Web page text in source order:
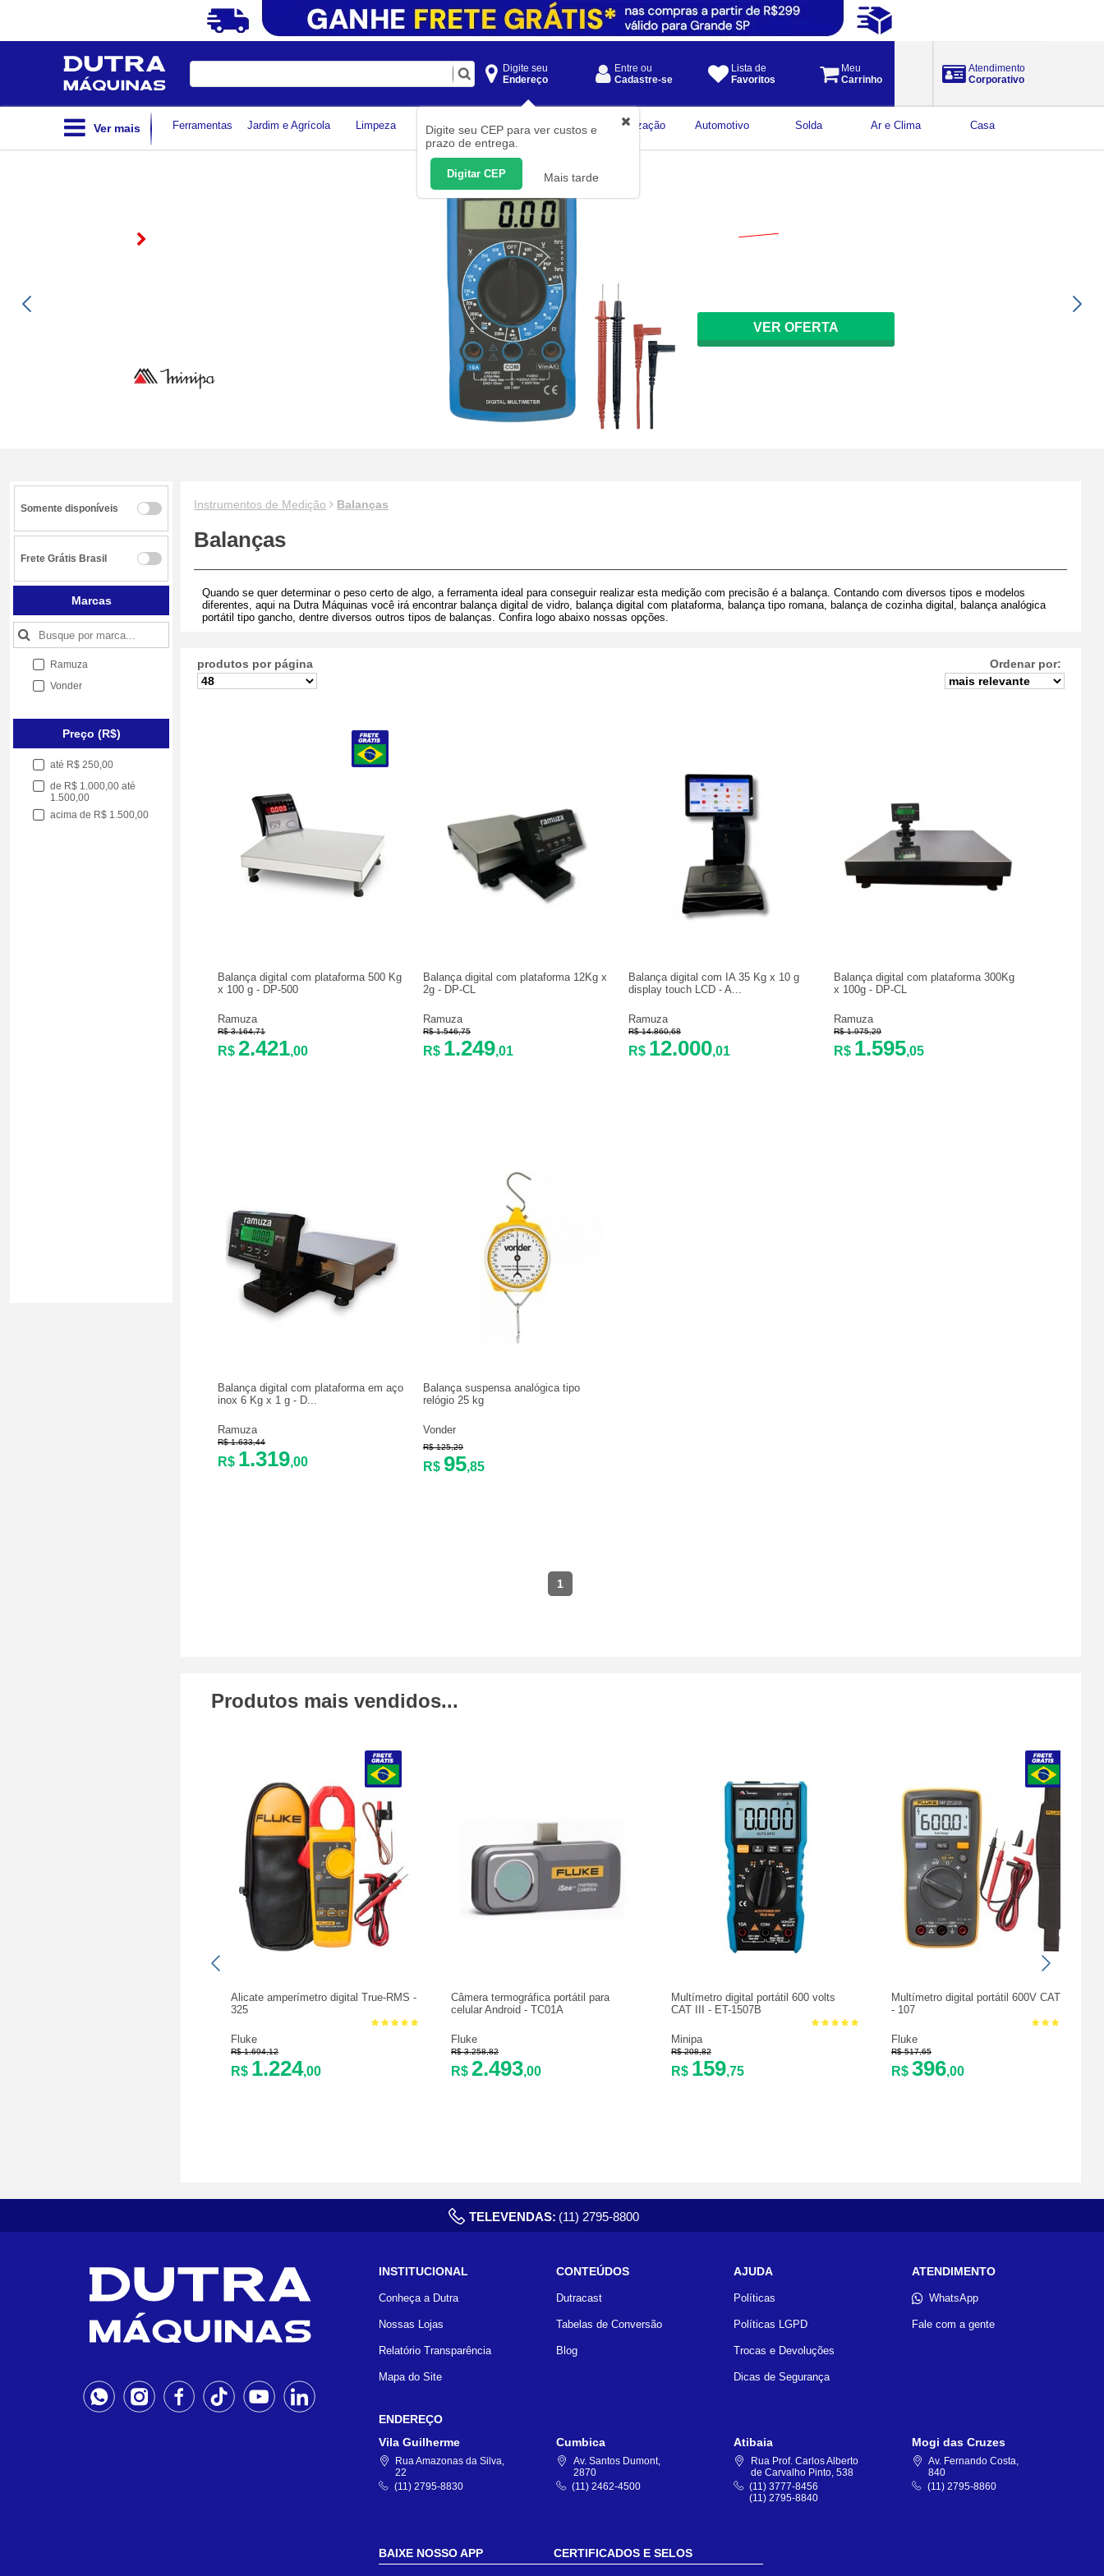
Digite
Digite seu
Endereço
Digite seu CEP para ver custos e
prazo de entrega.
Digitar CEP Mais tarde
Entre ou
Cadastre-se
Lista de
Favoritos
Meu
Carrinho
Atendimento
Corporativo
Ver mais Ferramentas Jardim e Agrícola Limpeza Construção Civil
Medição
Organização Automotivo Solda Ar e Clima Casa
104,12por
VER OFERTA
Somente disponíveis
Frete Grátis Brasil
Marcas
Ramuza
Vonder
Preço (R$)
até R$ 250,00
de R$ 1.000,00 até
1.500,00
acima de R$ 1.500,00
Instrumentos de Medição Balanças
Balanças
Quando se quer determinar o peso certo de algo, a ferramenta ideal para conseguir realizar esta medição com precisão é a balança. Contando com diversos tipos e modelos
diferentes, aqui na Dutra Máquinas você irá encontrar balança digital de vidro, balança digital com plataforma, balança tipo romana, balança de cozinha digital, balança analógica
portátil tipo gancho, dentre diversos outros tipos de balanças. Confira logo abaixo nossas opções.
produtos por página Ordenar por:
Balança digital com plataforma 500 Kg
x 100 g - DP-500
Ramuza
R$ 3.164,71
R$ 2.421,00
Balança digital com plataforma 12Kg x
2g - DP-CL
Ramuza
R$ 1.546,75
R$ 1.249,01
Balança digital com IA 35 Kg x 10 g
display touch LCD - A...
Ramuza
R$ 14.860,68
R$ 12.000,01
Balança digital com plataforma 300Kg
x 100g - DP-CL
Ramuza
R$ 1.975,29
R$ 1.595,05
Balança digital com plataforma em aço
inox 6 Kg x 1 g - D...
Ramuza
R$ 1.633,44
R$ 1.319,00
Balança suspensa analógica tipo
relógio 25 kg
Vonder
R$ 125,29
R$ 95,85
1
Produtos mais vendidos...
Alicate amperímetro digital True-RMS -
325
Fluke
R$ 1.694,12
R$ 1.224,00
Câmera termográfica portátil para
celular Android - TC01A
Fluke
R$ 3.258,82
R$ 2.493,00
Multímetro digital portátil 600 volts
CAT III - ET-1507B
Minipa
R$ 208,82
R$ 159,75
Multímetro digital portátil 600V CAT III
- 107
Fluke
R$ 517,65
R$ 396,00
TELEVENDAS: (11) 2795-8800
INSTITUCIONAL
Conheça a Dutra
Nossas Lojas
Relatório Transparência
Mapa do Site
CONTEÚDOS
Dutracast
Tabelas de Conversão
Blog
AJUDA
Políticas
Políticas LGPD
Trocas e Devoluções
Dicas de Segurança
ATENDIMENTO
WhatsApp
Fale com a gente
ENDEREÇO
Vila Guilherme
Rua Amazonas da Silva,
22
(11) 2795-8830
Cumbica
Av. Santos Dumont,
2870
(11) 2462-4500
Atibaia
Rua Prof. Carlos Alberto
de Carvalho Pinto, 538
(11) 3777-8456
(11) 2795-8840
Mogi das Cruzes
Av. Fernando Costa,
840
(11) 2795-8860
BAIXE NOSSO APP CERTIFICADOS E SELOS